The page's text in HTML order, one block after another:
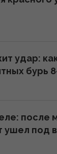
2026
2026
США
не
удар:
бурь
после
ушел под